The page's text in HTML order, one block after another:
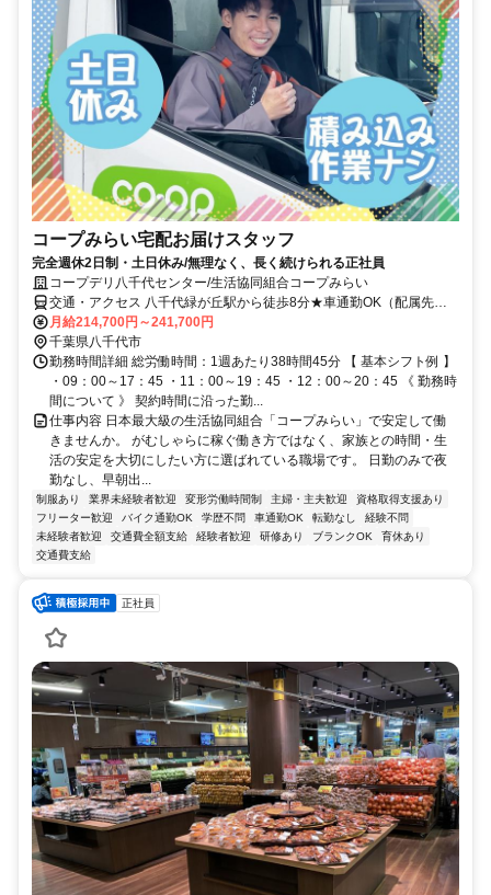
コープみらい宅配お届けスタッフ
完全週休2日制・土日休み/無理なく、長く続けられる正社員
コープデリ八千代センター/生活協同組合コープみらい
交通・アクセス 八千代緑が丘駅から徒歩8分★車通勤OK（配属先に
よる）※配属先は、入職時期や各センターの人員状況を踏まえ、本人
の希望を考慮した上で、募集場所を含む通勤可能な範囲のセンターか
ら決定します。
月給214,700円～241,700円
千葉県八千代市
勤務時間詳細 総労働時間：1週あたり38時間45分 【 基本シフト例 】
・09：00～17：45 ・11：00～19：45 ・12：00～20：45 《 勤務時
間について 》 契約時間に沿った勤...
仕事内容 日本最大級の生活協同組合「コープみらい」で安定して働
きませんか。 がむしゃらに稼ぐ働き方ではなく、家族との時間・生
活の安定を大切にしたい方に選ばれている職場です。 日勤のみで夜
勤なし、早朝出...
制服あり 業界未経験者歓迎 変形労働時間制 主婦・主夫歓迎
資格取得支援あり
フリーター歓迎
バイク通勤OK 学歴不問 車通勤OK 転勤なし
経験不問
未経験者歓迎
交通費全額支給 経験者歓迎 研修あり ブランクOK
育休あり
交通費支給
正社員